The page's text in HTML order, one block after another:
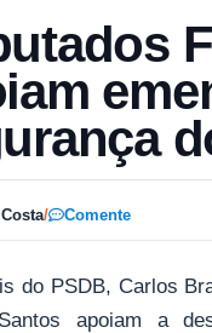
/ Comente
do PSDB, Carlos
apoiam a